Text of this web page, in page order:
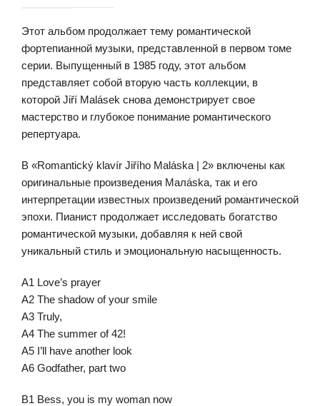
Этот альбом продолжает тему романтической
фортепианной музыки, представленной в первом томе
серии. Выпущенный в 1985 году, этот альбом
представляет собой вторую часть коллекции, в
которой Jiří Malásek снова демонстрирует свое
мастерство и глубокое понимание романтического
репертуара.
В «Romantický klavír Jiřího Maláska | 2» включены как
оригинальные произведения Малáska, так и его
интерпретации известных произведений романтической
эпохи. Пианист продолжает исследовать богатство
романтической музыки, добавляя к ней свой
уникальный стиль и эмоциональную насыщенность.
A1 Love’s prayer
A2 The shadow of your smile
A3 Truly,
A4 The summer of 42!
A5 I’ll have another look
A6 Godfather, part two
B1 Bess, you is my woman now